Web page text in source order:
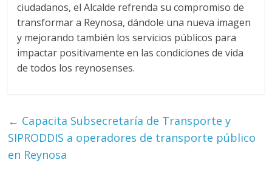
ciudadanos, el Alcalde refrenda su compromiso de
transformar a Reynosa, dándole una nueva imagen
y mejorando también los servicios públicos para
impactar positivamente en las condiciones de vida
de todos los reynosenses.
← Capacita Subsecretaría de Transporte y
SIPRODDIS a operadores de transporte público
en Reynosa